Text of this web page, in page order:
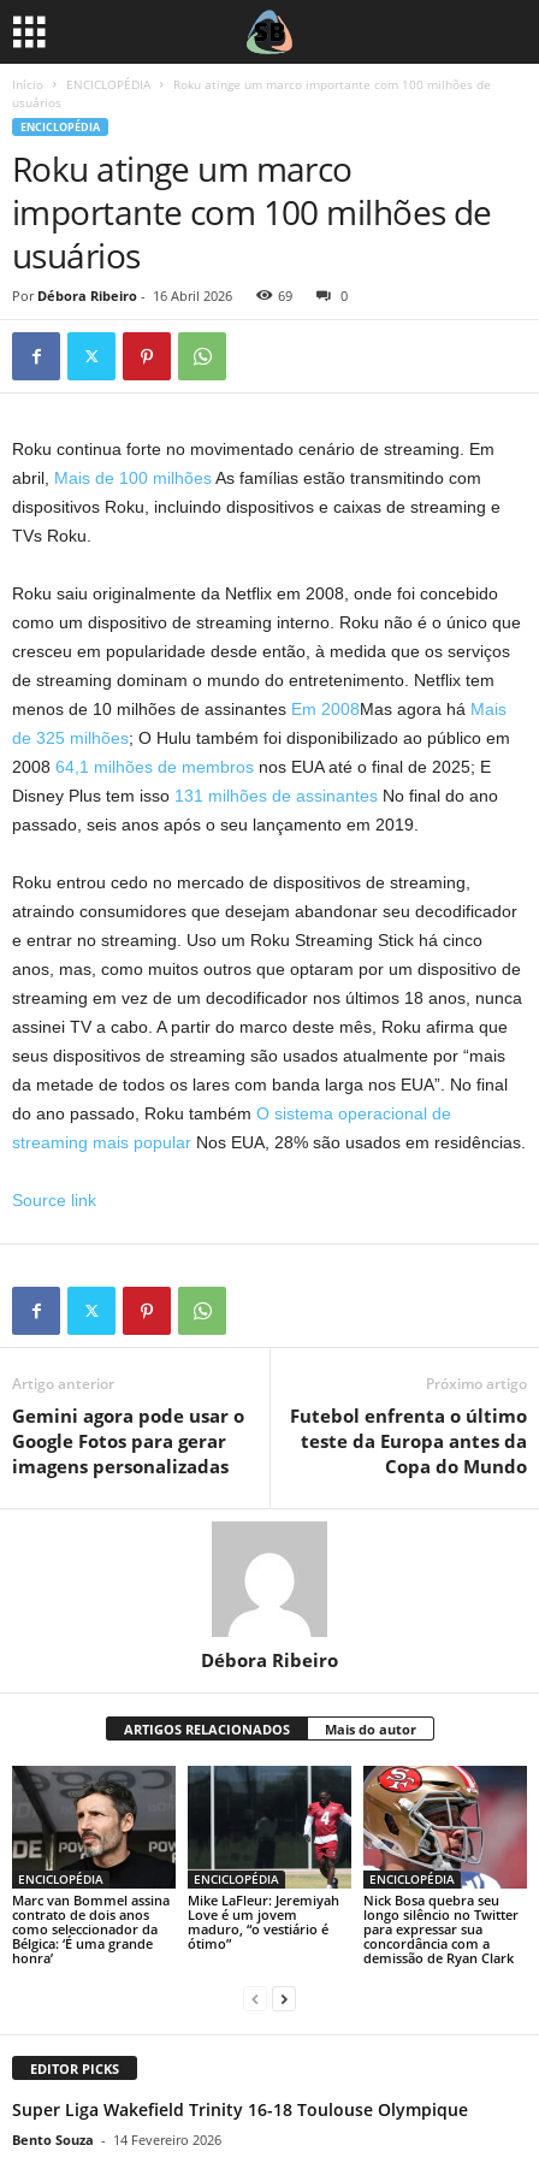
Início ENCICLOPÉDIA
Roku atinge um marco importante com 100 milhões de
usuários
ENCICLOPÉDIA
Roku atinge um marco
importante com 100 milhões de
usuários
Por Débora Ribeiro - 16 Abril 2026 69 0
Roku continua forte no movimentado cenário de streaming. Em
abril, Mais de 100 milhõesAs famílias estão transmitindo com
dispositivos Roku, incluindo dispositivos e caixas de streaming e
TVs Roku.
Roku saiu originalmente da Netflix em 2008, onde foi concebido
como um dispositivo de streaming interno. Roku não é o único que
cresceu em popularidade desde então, à medida que os serviços
de streaming dominam o mundo do entretenimento. Netflix tem
menos de 10 milhões de assinantes Em 2008Mas agora há Mais
de 325 milhões; O Hulu também foi disponibilizado ao público em
2008 64,1 milhões de membros nos EUA até o final de 2025; E
Disney Plus tem isso 131 milhões de assinantes No final do ano
passado, seis anos após o seu lançamento em 2019.
Roku entrou cedo no mercado de dispositivos de streaming,
atraindo consumidores que desejam abandonar seu decodificador
e entrar no streaming. Uso um Roku Streaming Stick há cinco
anos, mas, como muitos outros que optaram por um dispositivo de
streaming em vez de um decodificador nos últimos 18 anos, nunca
assinei TV a cabo. A partir do marco deste mês, Roku afirma que
seus dispositivos de streaming são usados ​​​​atualmente por “mais
da metade de todos os lares com banda larga nos EUA”. No final
do ano passado, Roku também O sistema operacional de
streaming mais popular Nos EUA, 28% são usados ​​em residências.
Source link
Artigo anterior
Gemini agora pode usar o
Google Fotos para gerar
imagens personalizadas
Próximo artigo
Futebol enfrenta o último
teste da Europa antes da
Copa do Mundo
Débora Ribeiro
ARTIGOS RELACIONADOS Mais do autor
ENCICLOPÉDIA
Marc van Bommel assina
contrato de dois anos
como seleccionador da
Bélgica: ‘É uma grande
honra’
ENCICLOPÉDIA
Mike LaFleur: Jeremiyah
Love é um jovem
maduro, “o vestiário é
ótimo”
ENCICLOPÉDIA
Nick Bosa quebra seu
longo silêncio no Twitter
para expressar sua
concordância com a
demissão de Ryan Clark
EDITOR PICKS
Super Liga Wakefield Trinity 16-18 Toulouse Olympique
Bento Souza - 14 Fevereiro 2026